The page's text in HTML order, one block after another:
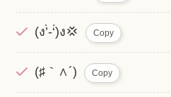
(ง’̀-‘́)ง💢 Copy
(♯｀∧´) Copy